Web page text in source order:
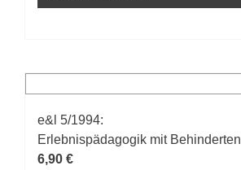
werden
Varianten
auf.
Die
Optionen
e&l 5/1994:
Erlebnispädagogik mit Behinderten
6,90 €